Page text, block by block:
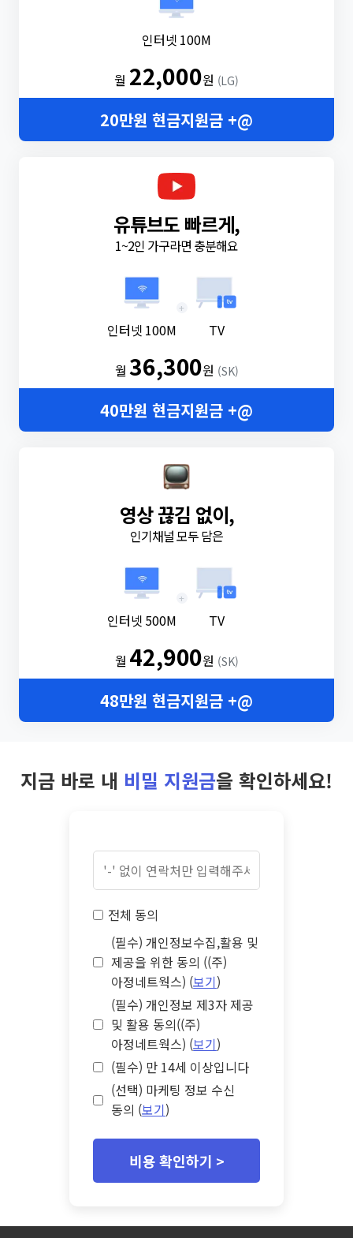
인터넷 100M
월 22,000원 (LG)
20만원 현금지원금 +@
유튜브도 빠르게,
1~2인 가구라면 충분해요
인터넷 100M
+
TV
월36,300원 (SK)
40만원 현금지원금 +@
영상 끊김 없이,
인기채널 모두 담은
인터넷 500M
+
TV
월 42,900원 (SK)
48만원 현금지원금 +@
지금 바로 내 비밀 지원금을 확인하세요!
전체 동의
(필수) 개인정보수집,활용 및
제공을 위한 동의 ((주)
아정네트웍스) (보기)
(필수) 개인정보 제3자 제공
및 활용 동의((주)
아정네트웍스) (보기)
(필수) 만 14세 이상입니다
(선택) 마케팅 정보 수신
동의 (보기)
비용 확인하기 >